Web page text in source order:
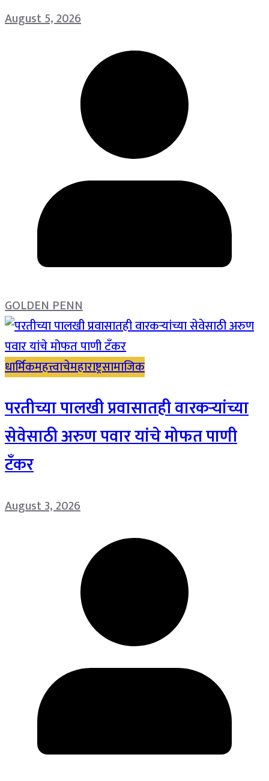
August 5, 2026
GOLDEN PENN
धार्मिकमहत्त्वाचेमहाराष्ट्रसामाजिक
परतीच्या पालखी प्रवासातही वारकऱ्यांच्या
सेवेसाठी अरुण पवार यांचे मोफत पाणी
टँकर
August 3, 2026